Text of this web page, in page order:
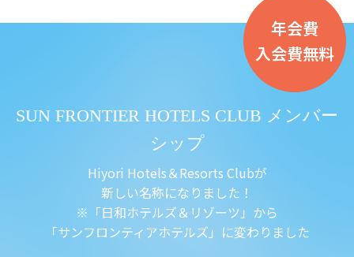
年会費
入会費無料
SUN FRONTIER HOTELS CLUB メンバー
シップ
Hiyori Hotels＆Resorts Clubが
新しい名称になりました！
※「日和ホテルズ＆リゾーツ」から
「サンフロンティアホテルズ」に変わりました